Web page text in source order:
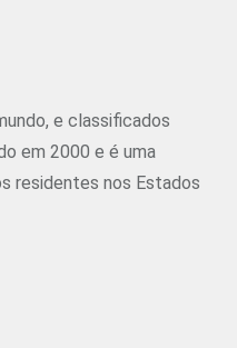
e classificados
em 2000 e é uma
residentes nos Estados